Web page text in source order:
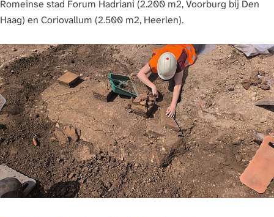
Romeinse stad Forum Hadriani (2.200 m2, Voorburg bij Den
Haag) en Coriovallum (2.500 m2, Heerlen).